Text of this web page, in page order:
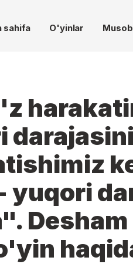
sahifa O'yinlar
darajasini
yuqori